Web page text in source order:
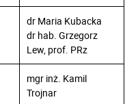
dr Maria Kubacka
dr hab. Grzegorz
Lew, prof. PRz
mgr inż. Kamil
Trojnar